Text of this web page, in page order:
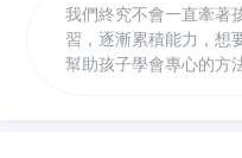
我們終究不會一直牽著
習，逐漸累積能力，想
幫助孩子學會專心的方